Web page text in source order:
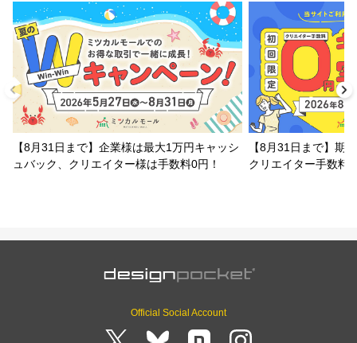
【8月31日まで】企業様は最大1万円キャッシ
ュバック、クリエイター様は手数料0円！
【8月31日まで】期
クリエイター手数料
Official Social Account